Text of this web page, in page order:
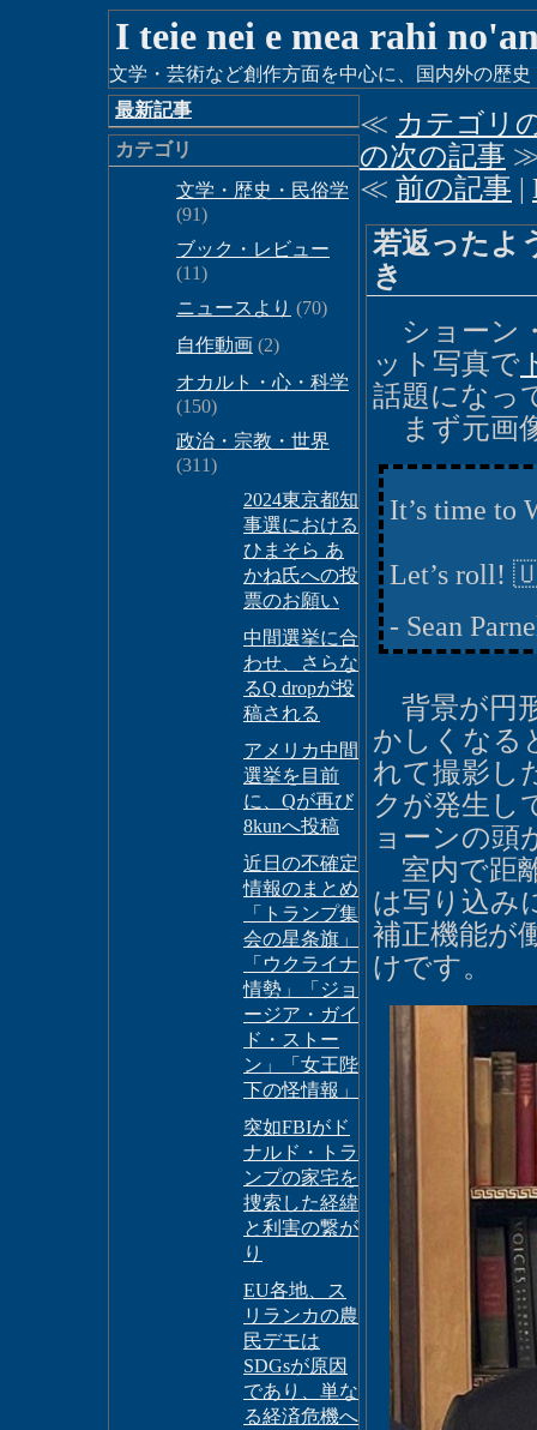
I teie nei e mea rahi
文学・芸術など創作方面を中心に、国内外の歴
最新記事
カテゴリ
文学・歴史・民俗学
(91)
ブック・レビュー
(11)
ニュースより (70)
自作動画 (2)
オカルト・心・科学
(150)
政治・宗教・世界
(311)
2024東京都知
事選における
ひまそら あ
かね氏への投
票のお願い
中間選挙に合
わせ、さらな
るQ dropが投
稿される
アメリカ中間
選挙を目前
に、Qが再び
8kunへ投稿
近日の不確定
情報のまとめ
「トランプ集
会の星条旗」
「ウクライナ
情勢」「ジョ
ージア・ガイ
ド・ストー
ン」「女王陛
下の怪情報」
突如FBIがド
ナルド・トラ
ンプの家宅を
捜索した経緯
と利害の繋が
り
EU各地、ス
リランカの農
民デモは
SDGsが原因
であり、単な
る経済危機へ
≪ カテゴリ
の次の記事
≪ 前の記事 |
若返ったよ
き
ショーン
ット写真で
話題になっ
まず元画
It’s time to
Let’s
- Sean
背景が円
かしくなる
れて撮影し
クが発生し
ョーンの頭
室内で距
は写り込み
補正機能が
けです。